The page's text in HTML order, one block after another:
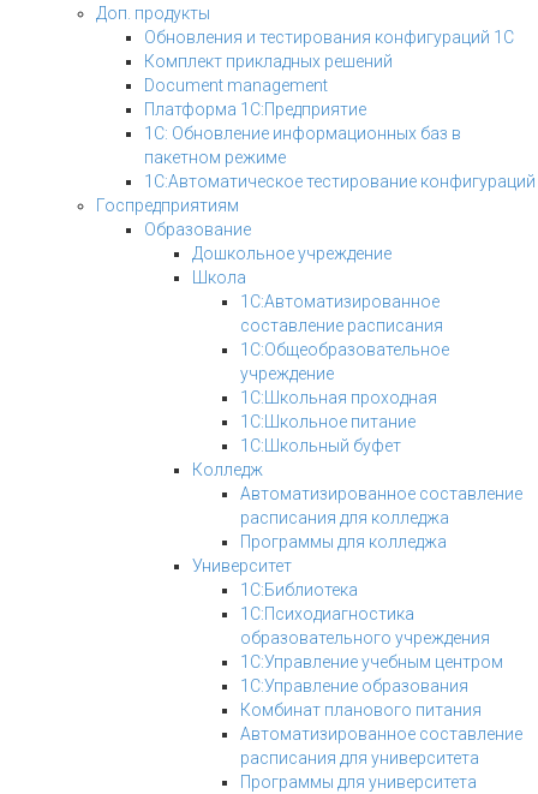
Доп. продукты
Обновления и тестирования конфигураций 1С
Комплект прикладных решений
Document management
Платформа 1С:Предприятие
1С: Обновление информационных баз в
пакетном режиме
1С:Автоматическое тестирование конфигураций
Госпредприятиям
Образование
Дошкольное учреждение
Школа
1С:Автоматизированное
составление расписания
1С:Общеобразовательное
учреждение
1С:Школьная проходная
1С:Школьное питание
1С:Школьный буфет
Колледж
Автоматизированное составление
расписания для колледжа
Программы для колледжа
Университет
1С:Библиотека
1С:Психодиагностика
образовательного учреждения
1С:Управление учебным центром
1С:Управление образования
Комбинат планового питания
Автоматизированное составление
расписания для университета
Программы для университета